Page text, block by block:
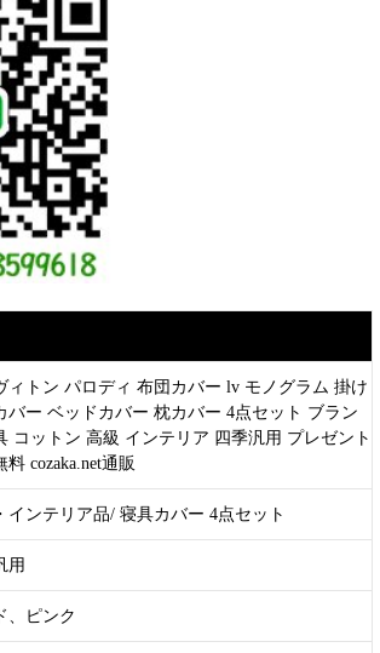
ィトン パロディ 布団カバー lv モノグラム 掛け
バー ベッドカバー 枕カバー 4点セット ブラン
コットン 高級 インテリア 四季汎用 プレゼント
料 cozaka.net通販
インテリア品/ 寝具カバー 4点セット
用
、ピンク